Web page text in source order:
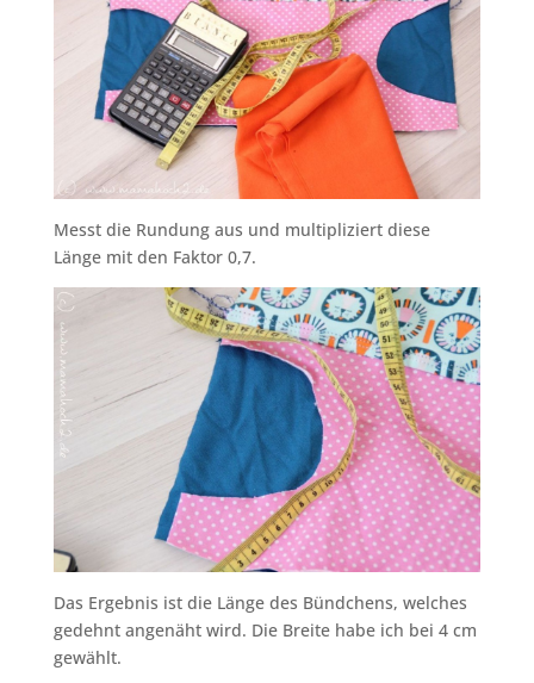
Messt die Rundung aus und multipliziert diese
Länge mit den Faktor 0,7.
Das Ergebnis ist die Länge des Bündchens, welches
gedehnt angenäht wird. Die Breite habe ich bei 4 cm
gewählt.